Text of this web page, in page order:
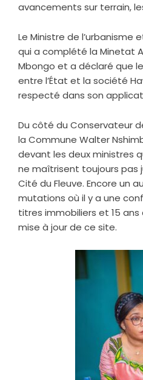
avancements sur terrain,
Le Ministre de l’urbanisme
qui a complété la Minetat
Mbongo et a déclaré que
entre l’État et la société
respecté dans son
Du côté du Conservateur
la Commune Walter
devant les deux ministres
ne maîtrisent toujours pas
Cité du Fleuve. Encore un
mutations où il y a une
titres immobiliers et 15
mise à jour de ce site.